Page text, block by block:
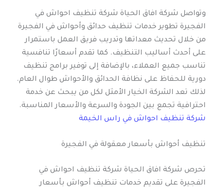
وتواصل شركة افاق الحياة شركة تنظيف احواش في
الفجيرة تطوير خدمات تنظيف حدائق وأحواش في الفجيرة
من خلال تحديث معداتها وتدريب فريق العمل باستمرار
على أحدث أساليب التنظيف. كما تقدم أسعارًا تنافسية
تناسب جميع العملاء، بالإضافة إلى توفير برامج تنظيف
دورية للحفاظ على نظافة الحدائق والأحواش طوال العام.
لذلك تعد الشركة الخيار الأمثل لكل من يبحث عن خدمة
احترافية تجمع بين الجودة والسرعة والأسعار المناسبة.
شركة تنظيف احواش في راس الخيمة
تنظيف أحواش بأسعار معقولة في الفجيرة
تحرص شركة افاق الحياة شركة تنظيف احواش في
الفجيرة على تقديم خدمات تنظيف أحواش بأسعار